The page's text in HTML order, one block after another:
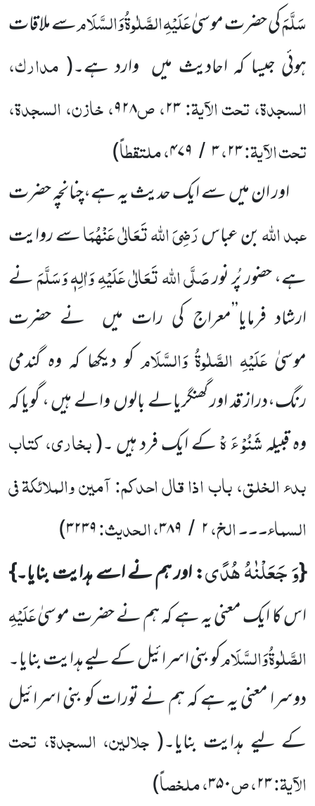
سَلَّمَکی حضرت موسیٰعَلَیْہِالصَّلٰوۃُوَالسَّلَامسے ملاقات
ہوئی جیسا کہ احادیث میں وارد ہے۔( مدارک،
السجدۃ، تحت الآیۃ:۲۳، ص۹۲۸، خازن، السجدۃ،
تحت الآیۃ:۲۳،۳ / ۴۷۹، ملتقطاً)
اور ان میں سے ایک حدیث یہ ہے،چنانچہ حضرت
عبد اللہبن عباسرَضِیَ اللہ تَعَالٰی عَنْہُمَاسے روایت
ہے، حضور پُر نورصَلَّی اللہ تَعَالٰی عَلَیْہِ وَاٰلِہٖ وَسَلَّمَنے
ارشاد فرمایا’’معراج کی رات میں نے حضرت
موسیٰ عَلَیْہِ الصَّلٰوۃُوَالسَّلَامکو دیکھا کہ وہ گندمی
رنگ،دراز قد اور گھنگریالے بالوں والے ہیں ، گویا کہ
وہ قبیلہشَنُوْ ءَ ہْکے ایک فرد ہیں ۔(بخاری، کتاب
بدء الخلق، باب اذا قال احدکم: آمین والملائکۃ فی
السماء۔۔۔ الخ،۲ / ۳۸۹، الحدیث:۳۲۳۹)
{وَ جَعَلْنٰهُ هُدًى: اور ہم نے اسے ہدایت بنایا۔}
اس کا ایک معنی یہ ہے کہ ہم نے حضرت موسیٰعَلَیْہِ
الصَّلٰوۃُوَالسَّلَامکو بنی اسرائیل کے لیے ہدایت بنایا۔
دوسرا معنی یہ ہے کہ ہم نے تورات کو بنی اسرائیل
کے لیے ہدایت بنایا۔( جلالین، السجدۃ، تحت
الآیۃ:۲۳، ص۳۵۰، ملخصاً)